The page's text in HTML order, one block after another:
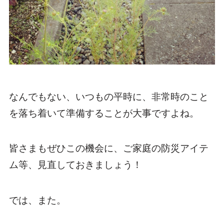
なんでもない、いつもの平時に、非常時のこと
を落ち着いて準備することが大事ですよね。
皆さまもぜひこの機会に、ご家庭の防災アイテ
ム等、見直しておきましょう！
では、また。